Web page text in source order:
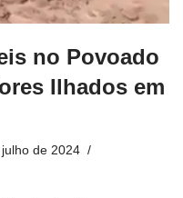
no Povoado
Ilhados em
de 2024